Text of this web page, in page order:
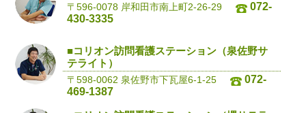
〒596-0078 岸和田市南上町2-26-29
072-
430-3335
■コリオン訪問看護ステーション（泉佐野サ
テライト）
〒598-0062 泉佐野市下瓦屋6-1-25
072-
469-1387